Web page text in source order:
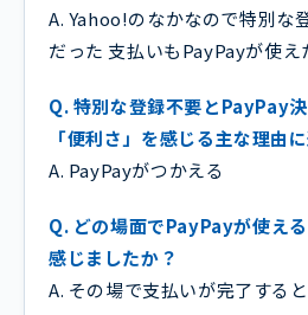
A. Yahoo!のなかなので特別な
だった 支払いもPayPayが使え
Q. 特別な登録不要とPayPay
「便利さ」を感じる主な理由
A. PayPayがつかえる
Q. どの場面でPayPayが使え
感じましたか？
A. その場で支払いが完了する